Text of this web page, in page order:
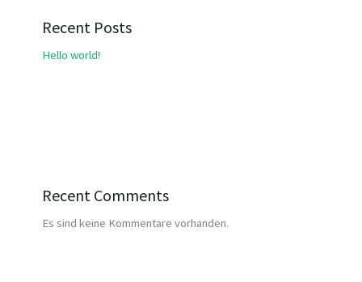
Recent Posts
Hello world!
Recent Comments
Es sind keine Kommentare vorhanden.